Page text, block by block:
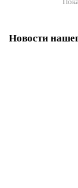
Новости